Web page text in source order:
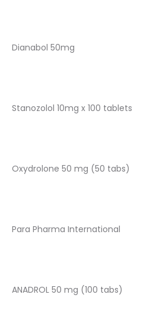
Dianabol 50mg
Stanozolol 10mg x 100 tablets
Oxydrolone 50 mg (50 tabs)
Para Pharma International
ANADROL 50 mg (100 tabs)